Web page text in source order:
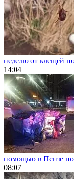
неделю от клещей
14:04
помощью в Пензе
08:07